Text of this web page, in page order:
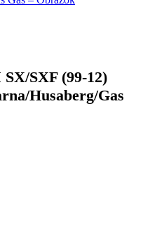
SXF (99-12)
Husaberg/Gas